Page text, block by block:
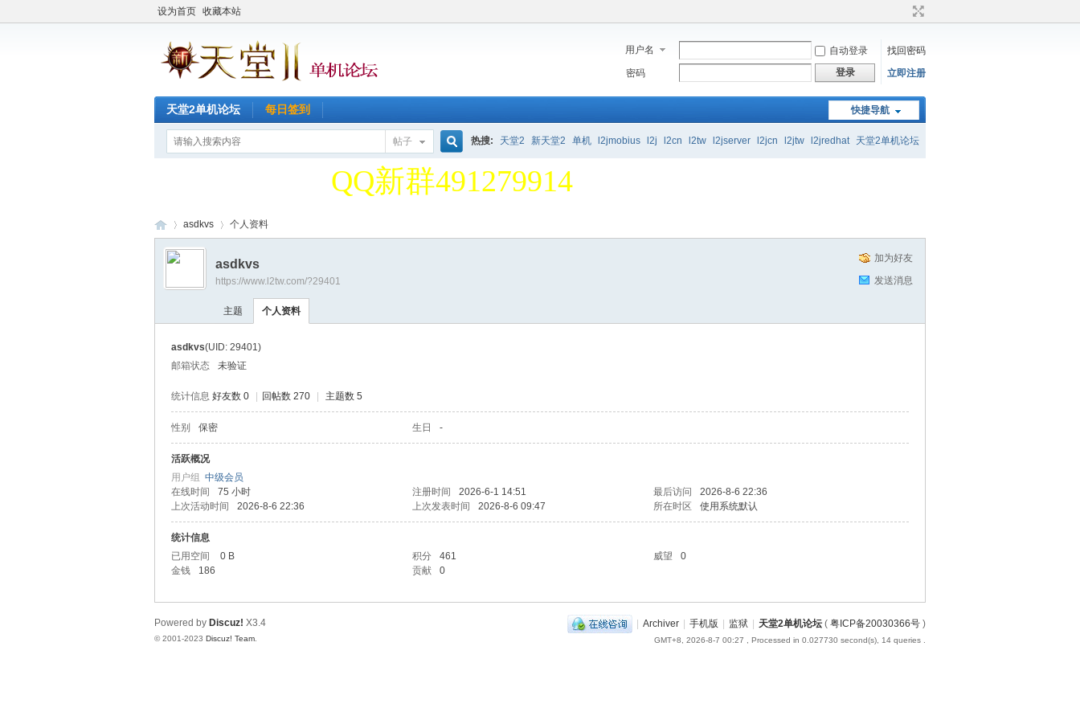
设为首页 收藏本站
用户名 自动登录
找回密码
密码
登录 立即注册
快捷导航
天堂2单机论坛 每日签到
帖子 热搜: 天堂2 新天堂2 单机 l2jmobius l2j l2cn l2tw l2jserver l2jcn l2jtw l2jredhat 天堂2单机论坛
天堂2单机论坛 欢迎大家 一起交流学习
QQ新群491279914
天堂2单机论坛 欢迎大家 一起交流学习
QQ新群491279914
›
asdkvs 个人资料
加为好友
发送消息
asdkvs
https://www.l2tw.com/?29401
主题 个人资料
asdkvs(UID: 29401)
邮箱状态
未验证
统计信息 好友数 0 回帖数 270 主题数 5
性别 保密 生日 -
活跃概况
用户组 中级会员
在线时间
75 小时 注册时间 2026-6-1 14:51 最后访问
2026-8-6 22:36
上次活动时间
2026-8-6 22:36 上次发表时间 2026-8-6 09:47 所在时区 使用系统默认
统计信息
已用空间
0 B 积分 461 威望
0
金钱
186 贡献 0
| Archiver | 手机版 | 监狱 | 天堂2单机论坛 ( 粤ICP备20030366号 )
GMT+8, 2026-8-7 00:27 , Processed in 0.027730 second(s), 14 queries .
Powered by Discuz! X3.4
© 2001-2023 Discuz! Team